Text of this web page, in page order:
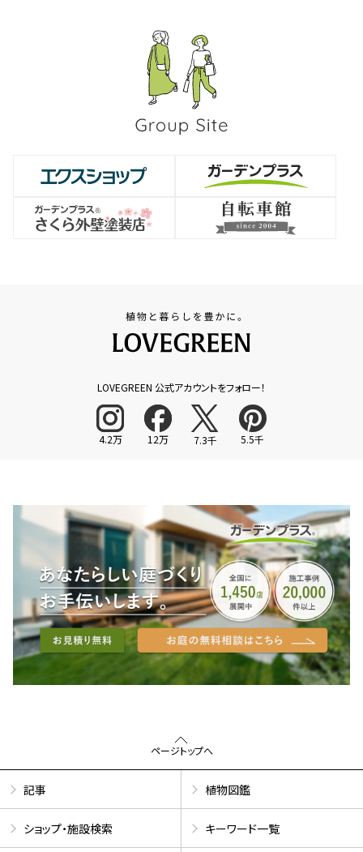
LOVEGREEN 公式アカウントをフォロー！
4.2万 12万 7.3千 5.5千
ページトップへ
記事 植物図鑑
ショップ・施設検索 キーワード一覧